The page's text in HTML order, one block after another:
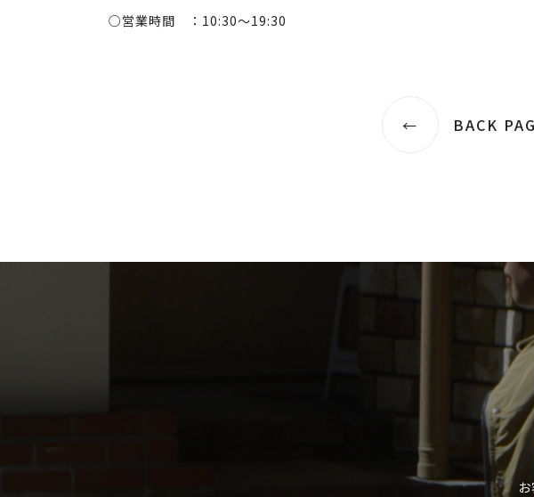
○営業時間 ：10:30～19:30
BACK